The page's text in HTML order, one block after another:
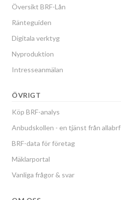
Översikt BRF-Lån
Ränteguiden
Digitala verktyg
Nyproduktion
Intresseanmälan
ÖVRIGT
Köp BRF-analys
Anbudskollen - en tjänst från allabrf
BRF-data för företag
Mäklarportal
Vanliga frågor & svar